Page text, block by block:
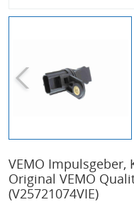
VEMO Impulsgeber,
Original VEMO
(V25721074VIE)